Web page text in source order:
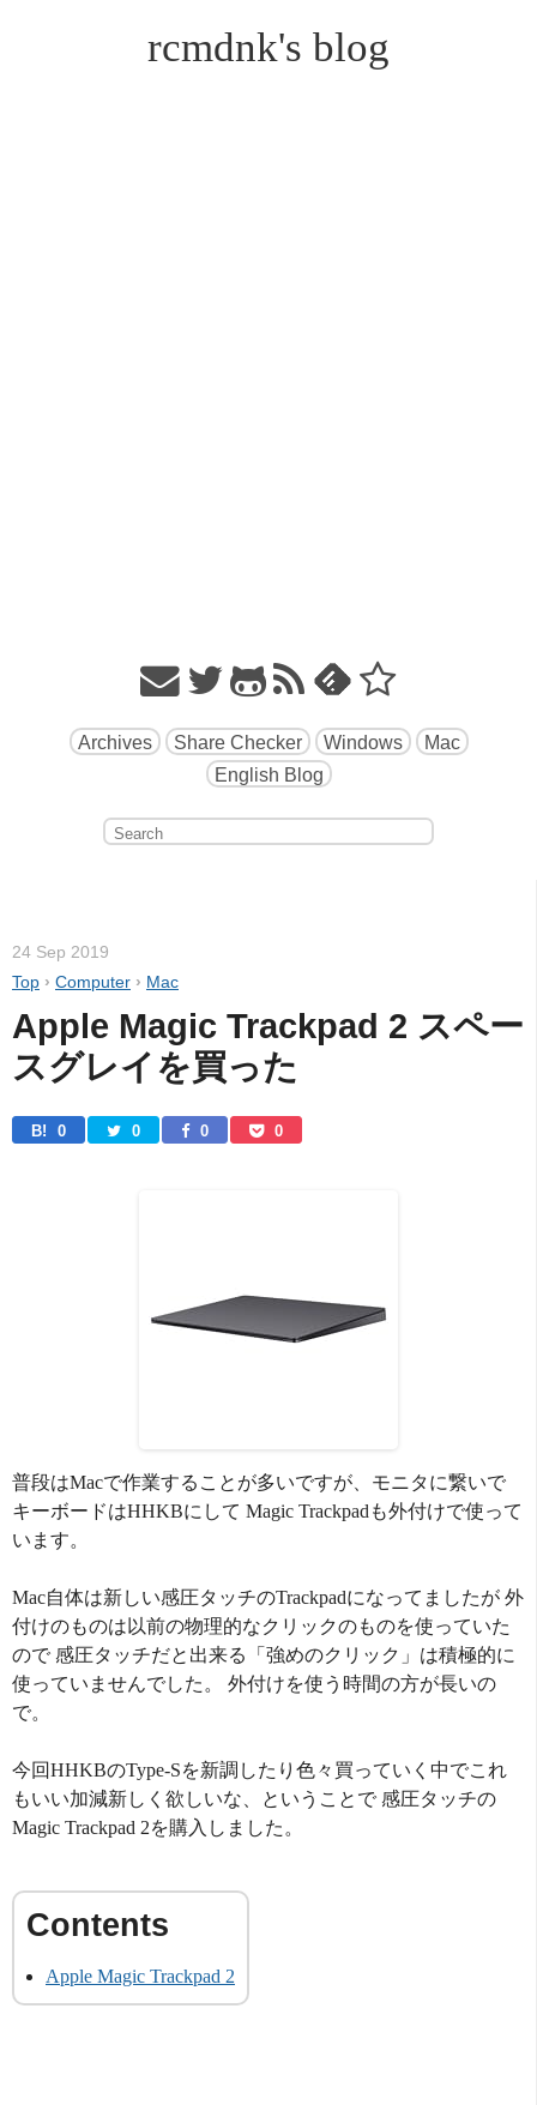
rcmdnk's blog
Archives Share Checker Windows
Mac
English Blog
24 Sep 2019
Top › Computer › Mac
Apple Magic Trackpad 2 スペー
スグレイを買った
B! 0 0 0 0
普段はMacで作業することが多いですが、モニタに繋いで
キーボードはHHKBにして Magic Trackpadも外付けで使って
います。
Mac自体は新しい感圧タッチのTrackpadになってましたが 外
付けのものは以前の物理的なクリックのものを使っていた
ので 感圧タッチだと出来る「強めのクリック」は積極的に
使っていませんでした。 外付けを使う時間の方が長いの
で。
今回HHKBのType-Sを新調したり色々買っていく中でこれ
もいい加減新しく欲しいな、ということで 感圧タッチの
Magic Trackpad 2を購入しました。
Apple Magic Trackpad 2